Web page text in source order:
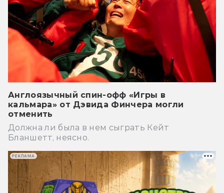
Англоязычный спин-офф «Игры в
кальмара» от Дэвида Финчера могли
отменить
Должна ли была в нем сыграть Кейт
Бланшетт, неясно.
РЕКЛАМА